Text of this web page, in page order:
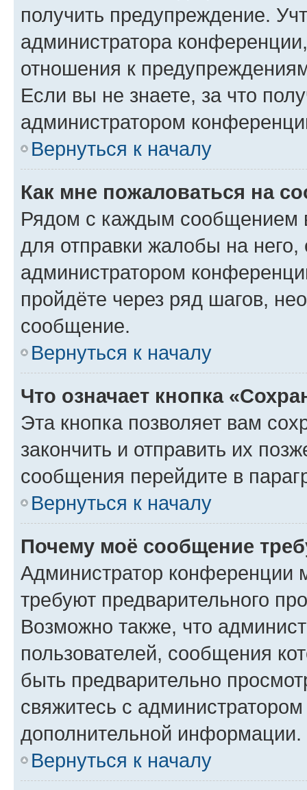
получить предупреждение.
администратора
отношения к
Если вы не знаете, за что
администратором
Вернуться к началу
Как мне пожаловаться на
Рядом с каждым сообщением
для отправки жалобы на
администратором
пройдёте через ряд шагов,
сообщение.
Вернуться к началу
Что означает кнопка
Эта кнопка позволяет вам
закончить и отправить их
сообщения перейдите в
Вернуться к началу
Почему моё сообщение
Администратор конференции
требуют предварительного
Возможно также, что
пользователей, сообщения
быть предварительно
свяжитесь с
дополнительной информации.
Вернуться к началу